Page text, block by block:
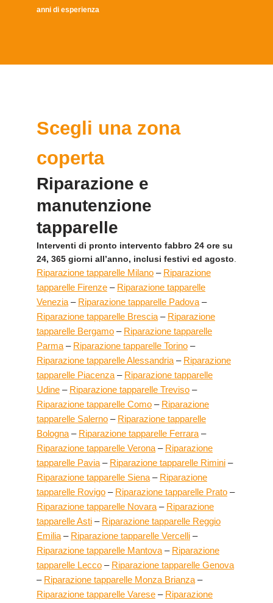
anni di esperienza
Scegli una zona
coperta
Riparazione e
manutenzione
tapparelle
Interventi di pronto intervento fabbro 24 ore su
24, 365 giorni all’anno, inclusi festivi ed agosto
Riparazione tapparelle Milano – Riparazione
tapparelle Firenze – Riparazione tapparelle
Venezia – Riparazione tapparelle Padova –
Riparazione tapparelle Brescia – Riparazione
tapparelle Bergamo – Riparazione tapparelle
Parma – Riparazione tapparelle Torino –
Riparazione tapparelle Alessandria – Riparazione
tapparelle Piacenza – Riparazione tapparelle
Udine – Riparazione tapparelle Treviso –
Riparazione tapparelle Como – Riparazione
tapparelle Salerno – Riparazione tapparelle
Bologna – Riparazione tapparelle Ferrara –
Riparazione tapparelle Verona – Riparazione
tapparelle Pavia – Riparazione tapparelle Rimini –
Riparazione tapparelle Siena – Riparazione
tapparelle Rovigo – Riparazione tapparelle Prato –
Riparazione tapparelle Novara – Riparazione
tapparelle Asti – Riparazione tapparelle Reggio
Emilia – Riparazione tapparelle Vercelli –
Riparazione tapparelle Mantova – Riparazione
tapparelle Lecco – Riparazione tapparelle Genova
– Riparazione tapparelle Monza Brianza –
Riparazione tapparelle Varese – Riparazione